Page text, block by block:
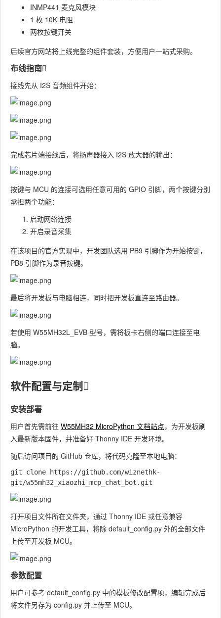
INMP441 麦克风模块
1 枚 10K 电阻
两枚按键开关
后续官方网站将上线完整的组件套装，方便用户一站式采购。
布线指南​
接线先从 I2S 音频组件开始：
完成芯片端接线后，将扬声器接入 I2S 放大器的输出：
按键与 MCU 的连接可选用任意可用的 GPIO 引脚，两个按键分别
承担两个功能：
启动网络连接
开启录音采集
在该项目的官方实现中，开发团队选用 PB9 引脚作为开始按键，
PB8 引脚作为录音按键。
最后将开发板与电脑相连，同时把开发板直连至路由器。
若使用 W55MH32L_EVB 型号，需将板卡右侧的端口连接至电
脑。
软件配置与定制​
安装部署
用户首先需前往 W55MH32 MicroPython 文档站点，为开发板刷
入最新版本固件，并准备好 Thonny IDE 开发环境。
随后访问项目的 GitHub 仓库，将代码克隆至本地电脑：
git clone https://github.com/wiznethk-
打开项目文件所在文件夹，通过 Thonny IDE 或任意兼容
MicroPython 的开发工具，将除 default_config.py 外的全部文件
上传至开发板 MCU。
参数配置
用户可参考 default_config.py 中的模板修改配置项，编辑完成后
将文件另存为 config.py 并上传至 MCU。